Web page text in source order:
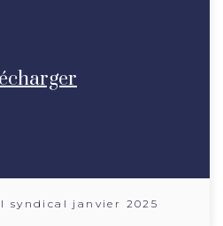
syndical janvier 2025